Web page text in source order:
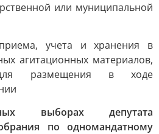
или муниципальной
учета и хранения в
агитационных материалов,
для размещения в ходе
выборах депутата
по одномандатному